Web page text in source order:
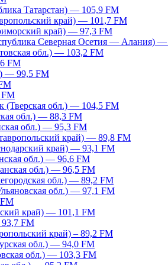
Татарстан) — 105,9 FM
край) — 101,7 FM
край) — 97,3 FM
Северная Осетия — Алания)
обл.) — 103,2 FM
FM
— 99,5 FM
обл.) — 104,5 FM
обл.) — 88,3 FM
обл.) — 95,3 FM
край) — 89,8 FM
край) — 93,1 FM
обл.) — 96,6 FM
обл.) — 96,5 FM
обл.) — 89,2 FM
обл.) — 97,1 FM
край) — 101,1 FM
FM
край) – 89,2 FM
обл.) — 94,0 FM
обл.) — 103,3 FM